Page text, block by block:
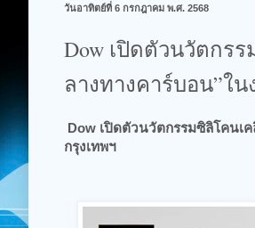
วันอาทิตย์ที่ 6 กรกฎาคม พ.ศ. 2568
Dow เปิดตัวนวัตกร
ลางทางคาร์บอน”ใน
Dow เปิดตัวนวัตกรรมซิลิโคนเ
กรุงเทพฯ